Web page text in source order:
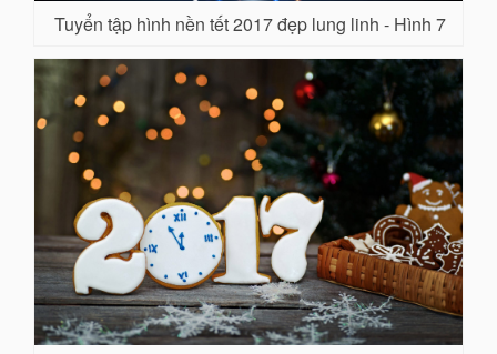
Tuyển tập hình nền tết 2017 đẹp lung linh - Hình 7